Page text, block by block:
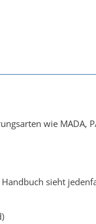
wie MADA,
sieht